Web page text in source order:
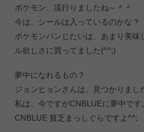
ポケモン、流行りましたね～＾＾
今は、シールは入っているのかな？
ポケモンパンじたいは、あまり美味
ル欲しさに買ってました(^^;)
夢中になれるもの？
ジョンヒョンさんは、見つかりまし
私は、今ですがCNBLUEに夢中です
CNBLUE 貧乏まっしぐらですよ^^;